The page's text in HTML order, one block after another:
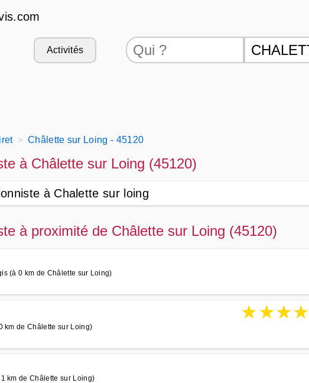
Activités
Châlette sur Loing - 45120
à Châlette sur Loing (45120)
à Chalette sur loing
à proximité de Châlette sur Loing (45120)
(à 0 km de Châlette sur Loing)
★★★★
km de Châlette sur Loing)
km de Châlette sur Loing)